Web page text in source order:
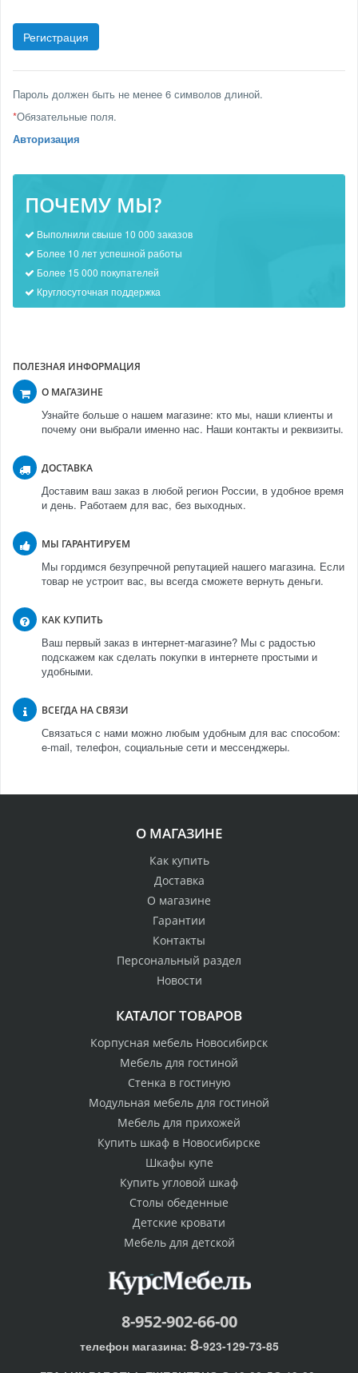
Пароль должен быть не менее 6 символов длиной.
*Обязательные поля.
Авторизация
ПОЧЕМУ МЫ?
Выполнили свыше 10 000 заказов
Более 10 лет успешной работы
Более 15 000 покупателей
Круглосуточная поддержка
ПОЛЕЗНАЯ ИНФОРМАЦИЯ
О МАГАЗИНЕ
Узнайте больше о нашем магазине: кто мы, наши клиенты и
почему они выбрали именно нас. Наши контакты и реквизиты.
ДОСТАВКА
Доставим ваш заказ в любой регион России, в удобное время
и день. Работаем для вас, без выходных.
МЫ ГАРАНТИРУЕМ
Мы гордимся безупречной репутацией нашего магазина. Если
товар не устроит вас, вы всегда сможете вернуть деньги.
КАК КУПИТЬ
Ваш первый заказ в интернет-магазине? Мы с радостью
подскажем как сделать покупки в интернете простыми и
удобными.
ВСЕГДА НА СВЯЗИ
Связаться с нами можно любым удобным для вас способом:
e-mail, телефон, социальные сети и мессенджеры.
О МАГАЗИНЕ
Как купить
Доставка
О магазине
Гарантии
Контакты
Персональный раздел
Новости
КАТАЛОГ ТОВАРОВ
Корпусная мебель Новосибирск
Мебель для гостиной
Стенка в гостиную
Модульная мебель для гостиной
Мебель для прихожей
Купить шкаф в Новосибирске
Шкафы купе
Купить угловой шкаф
Столы обеденные
Детские кровати
Мебель для детской
8-952-902-66-00
телефон магазина: 8-923-129-73-85